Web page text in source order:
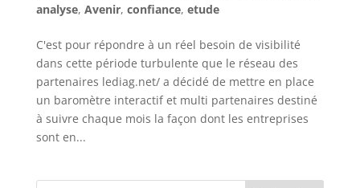
analyse, Avenir, confiance, etude
C'est pour répondre à un réel besoin de visibilité
dans cette période turbulente que le réseau des
partenaires lediag.net/ a décidé de mettre en place
un baromètre interactif et multi partenaires destiné
à suivre chaque mois la façon dont les entreprises
sont en...